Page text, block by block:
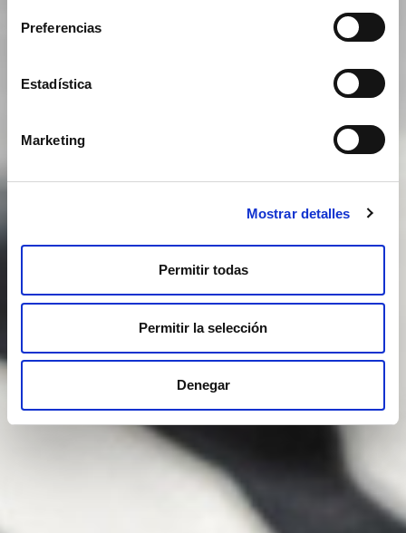
Preferencias
Estadística
Marketing
Mostrar detalles
Permitir todas
Permitir la selección
Denegar